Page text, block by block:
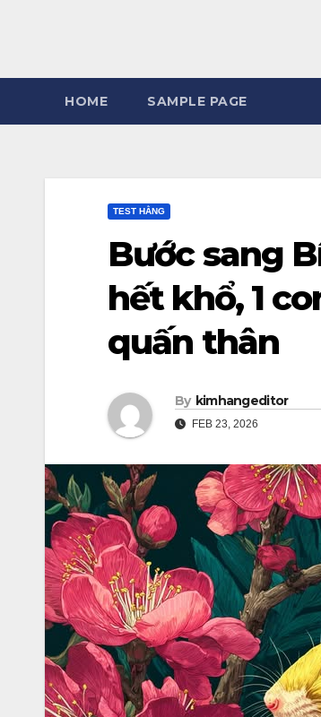
HOME SAMPLE PAGE
TEST HẰNG
Bước sang
hết khổ, 1
quấn thân
By kimhangeditor
FEB 23, 2026